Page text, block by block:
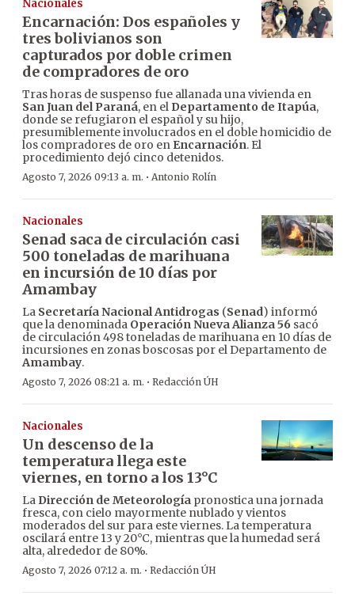
Nacionales
Encarnación: Dos españoles y
tres bolivianos son
capturados por doble crimen
de compradores de oro
Tras horas de suspenso fue allanada una vivienda en
San Juan del Paraná, en el Departamento de Itapúa,
donde se refugiaron el español y su hijo,
presumiblemente involucrados en el doble homicidio de
los compradores de oro en Encarnación. El
procedimiento dejó cinco detenidos.
Agosto 7, 2026 09:13 a. m. · Antonio Rolín
Nacionales
Senad saca de circulación casi
500 toneladas de marihuana
en incursión de 10 días por
Amambay
La Secretaría Nacional Antidrogas (Senad) informó
que la denominada Operación Nueva Alianza 56 sacó
de circulación 498 toneladas de marihuana en 10 días de
incursiones en zonas boscosas por el Departamento de
Amambay.
Agosto 7, 2026 08:21 a. m. · Redacción ÚH
Nacionales
Un descenso de la
temperatura llega este
viernes, en torno a los 13°C
La Dirección de Meteorología pronostica una jornada
fresca, con cielo mayormente nublado y vientos
moderados del sur para este viernes. La temperatura
oscilará entre 13 y 20°C, mientras que la humedad será
alta, alrededor de 80%.
Agosto 7, 2026 07:12 a. m. · Redacción ÚH